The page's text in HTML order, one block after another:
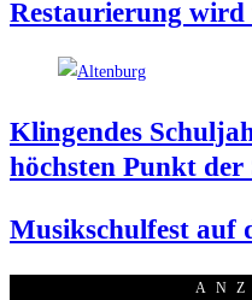
Restau­rie­rung wird
Klin­gen­des
höchs­ten Punkt der
Musik­schul­fest auf